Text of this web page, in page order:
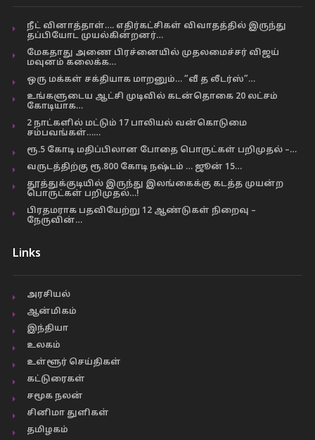
நீட் வினாத்தாள்…. எதிர்கட்சிகள் விவாதத்தில் இருந்து
தப்பியோட முயல்கின்றனர்…
மேகதாது அணை பிரச்னையில் முதலமைச்சர் விஜய்
மவுனம் கலைக்க…
ஒரு மக்கள் சக்தியாக மாறனும்… “வீ த லீடர்ஸ்”…
உங்களுடைய ஆட்சி முடிவில் கடன்தொகை 20 லட்சம்
கோடியாக…
2 நாட்களில் மட்டும் 17 பாலியல் வன்கொடுமை
சம்பவங்கள்……
ரூ.5 கோடி மதிப்பிலான போதை பொருட்கள் பறிமுதல் –…
வருடத்திற்கு ரூ.800 கோடி நஷ்டம் … ஜூன் 15…
தூத்துக்குடியில் இருந்து இலங்கைக்கு கடத்த முயன்ற
பொருட்கள் பறிமுதல்…!
பிரதமராக பதவியேற்று 12 ஆண்டுகள் நிறைவு –
நேருவின்…
Links
அரசியல்
ஆன்மிகம்
இந்தியா
உலகம்
உள்ளூர் செய்திகள்
கட்டுரைகள்
சமூக நலன்
சினிமா துளிகள்
தமிழகம்